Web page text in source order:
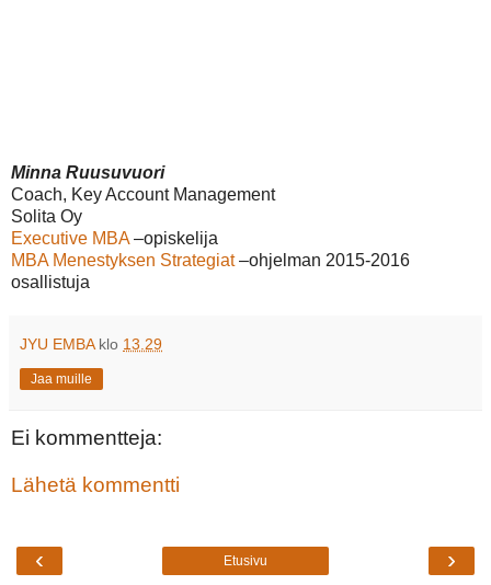
Minna Ruusuvuori
Coach, Key Account Management
Solita Oy
Executive MBA–opiskelija
MBA Menestyksen Strategiat–ohjelman 2015-2016
osallistuja
JYU EMBA klo 13.29
Jaa muille
Ei kommentteja:
Lähetä kommentti
‹ ›
Etusivu